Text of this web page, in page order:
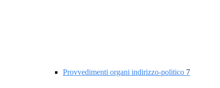
Provvedimenti organi indirizzo-politico 7